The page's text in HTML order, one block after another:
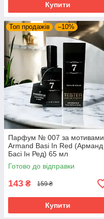
Купити
Топ продажів –10%
Парфум № 007 за мотивами
Armand Basi In Red (Арманд
Басі Ін Ред) 65 мл
Готово до відправки
143 ₴ 159 ₴
Купити